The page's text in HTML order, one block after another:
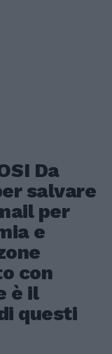
Da
salvare
per
e
con
è il
questi